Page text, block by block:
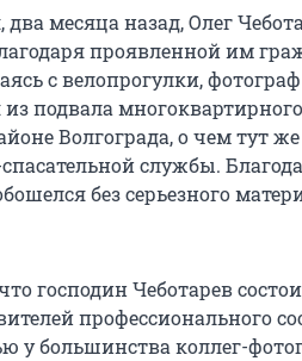
месяца назад, Олег
проявленной им
с велопрогулки,
подвала
Волгограда, о чем тут
службы.
без серьезного
господин Чеботарев
профессионального
у большинства коллег-